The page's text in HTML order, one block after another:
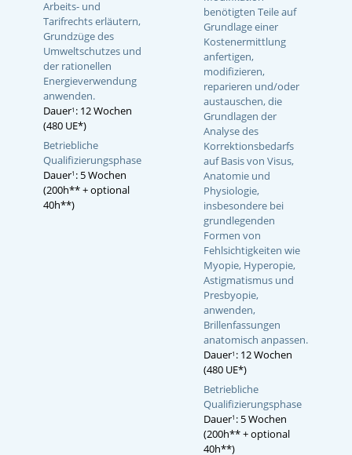
Arbeits- und
Tarifrechts erläutern,
Grundzüge des
Umweltschutzes und
der rationellen
Energieverwendung
anwenden.
Dauer1 : 12 Wochen
(480 UE*)
Betriebliche
Qualifizierungsphase
Dauer1 : 5 Wochen
(200h** + optional
40h**)
benötigten Teile auf
Grundlage einer
Kostenermittlung
anfertigen,
modifizieren,
reparieren und/oder
austauschen, die
Grundlagen der
Analyse des
Korrektionsbedarfs
auf Basis von Visus,
Anatomie und
Physiologie,
insbesondere bei
grundlegenden
Formen von
Fehlsichtigkeiten wie
Myopie, Hyperopie,
Astigmatismus und
Presbyopie,
anwenden,
Brillenfassungen
anatomisch anpassen.
Dauer1 : 12 Wochen
(480 UE*)
Betriebliche
Qualifizierungsphase
Dauer1 : 5 Wochen
(200h** + optional
40h**)